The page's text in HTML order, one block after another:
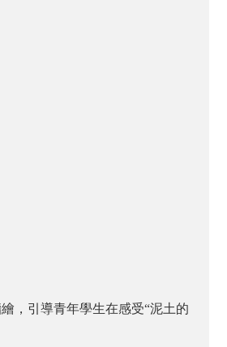
，引導青年學生在感受“泥土的